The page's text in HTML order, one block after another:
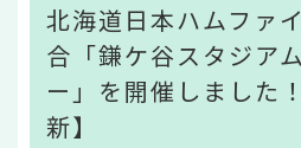
北海道日本ハムファ
合「鎌ケ谷スタジア
ー」を開催しました
新】